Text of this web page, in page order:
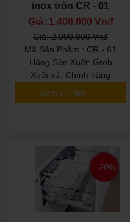
inox tròn CR - 61
Giá: 1.400.000 Vnđ
Giá: 2.000.000 Vnđ
Mã Sản Phẩm : CR - 61
Hãng Sản Xuất: Grob
Xuất xứ: Chính hãng
Xem chi tiết
- 20%